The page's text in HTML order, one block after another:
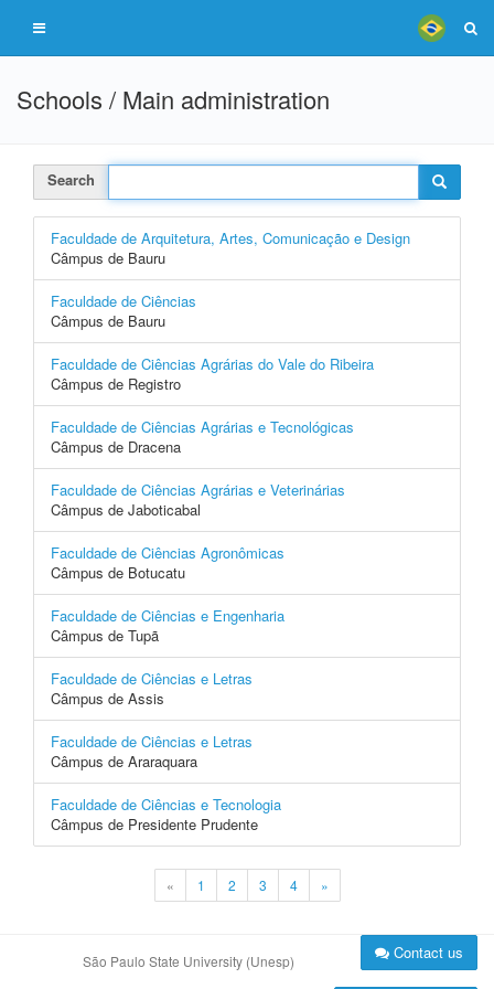
Schools / Main administration
Search
Faculdade de Arquitetura, Artes, Comunicação e Design
Câmpus de Bauru
Faculdade de Ciências
Câmpus de Bauru
Faculdade de Ciências Agrárias do Vale do Ribeira
Câmpus de Registro
Faculdade de Ciências Agrárias e Tecnológicas
Câmpus de Dracena
Faculdade de Ciências Agrárias e Veterinárias
Câmpus de Jaboticabal
Faculdade de Ciências Agronômicas
Câmpus de Botucatu
Faculdade de Ciências e Engenharia
Câmpus de Tupã
Faculdade de Ciências e Letras
Câmpus de Assis
Faculdade de Ciências e Letras
Câmpus de Araraquara
Faculdade de Ciências e Tecnologia
Câmpus de Presidente Prudente
« 1 2 3 4 »
São Paulo State University (Unesp) Contact us